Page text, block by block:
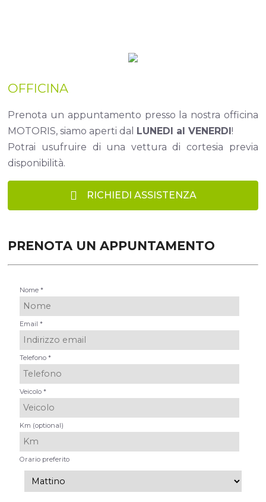
OFFICINA
Prenota un appuntamento presso la nostra officina
MOTORIS, siamo aperti dal LUNEDI al VENERDI!
Potrai usufruire di una vettura di cortesia previa
disponibilità.
RICHIEDI ASSISTENZA
PRENOTA UN APPUNTAMENTO
Nome *
Email *
Telefono *
Veicolo *
Km (optional)
Orario preferito